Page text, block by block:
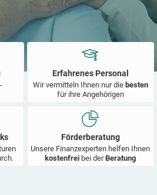
Erfahrenes Personal
Wir vermitteln Ihnen nur die besten
für ihre Angehörigen
Förderberatung
Unsere Finanzexperten helfen Ihnen
kostenfrei bei derBeratung